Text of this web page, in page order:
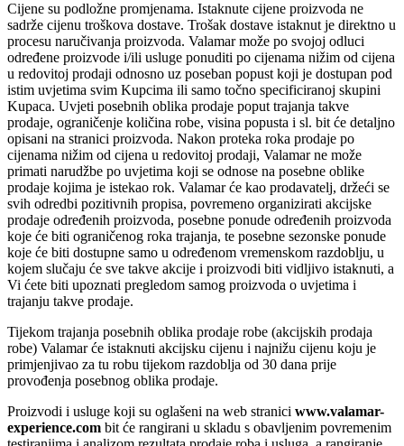
Cijene su podložne promjenama. Istaknute cijene proizvoda ne
sadrže cijenu troškova dostave. Trošak dostave istaknut je direktno u
procesu naručivanja proizvoda. Valamar može po svojoj odluci
određene proizvode i/ili usluge ponuditi po cijenama nižim od cijena
u redovitoj prodaji odnosno uz poseban popust koji je dostupan pod
istim uvjetima svim Kupcima ili samo točno specificiranoj skupini
Kupaca. Uvjeti posebnih oblika prodaje poput trajanja takve
prodaje, ograničenje količina robe, visina popusta i sl. bit će detaljno
opisani na stranici proizvoda. Nakon proteka roka prodaje po
cijenama nižim od cijena u redovitoj prodaji, Valamar ne može
primati narudžbe po uvjetima koji se odnose na posebne oblike
prodaje kojima je istekao rok. Valamar će kao prodavatelj, držeći se
svih odredbi pozitivnih propisa, povremeno organizirati akcijske
prodaje određenih proizvoda, posebne ponude određenih proizvoda
koje će biti ograničenog roka trajanja, te posebne sezonske ponude
koje će biti dostupne samo u određenom vremenskom razdoblju, u
kojem slučaju će sve takve akcije i proizvodi biti vidljivo istaknuti, a
Vi ćete biti upoznati pregledom samog proizvoda o uvjetima i
trajanju takve prodaje.
Tijekom trajanja posebnih oblika prodaje robe (akcijskih prodaja
robe) Valamar će istaknuti akcijsku cijenu i najnižu cijenu koju je
primjenjivao za tu robu tijekom razdoblja od 30 dana prije
provođenja posebnog oblika prodaje.
Proizvodi i usluge koji su oglašeni na web stranici www.valamar-
experience.com bit će rangirani u skladu s obavljenim povremenim